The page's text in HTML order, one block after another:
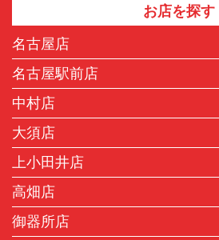
お店を探す
名古屋店
名古屋駅前店
中村店
大須店
上小田井店
高畑店
御器所店